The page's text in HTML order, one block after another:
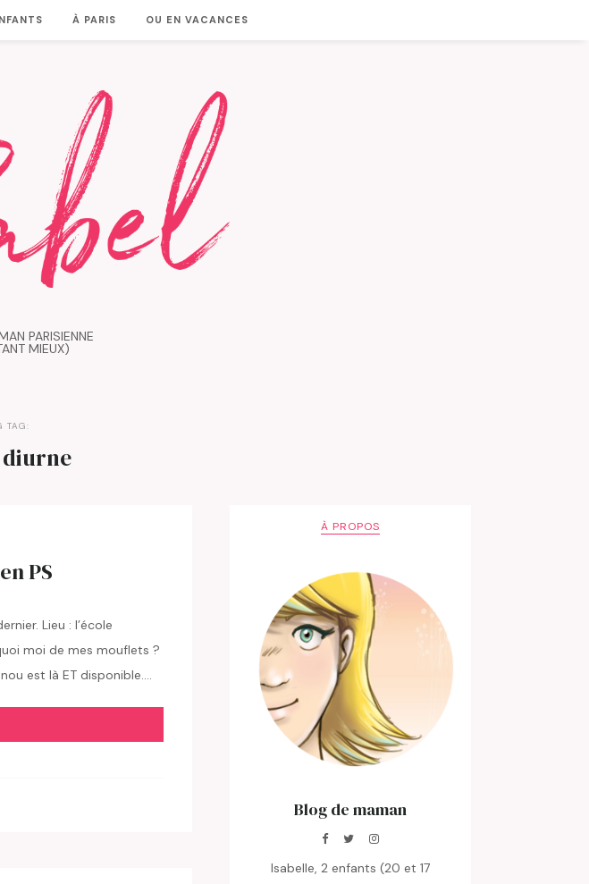
À PARIS OU EN VACANCES
PARISIENNE
MIEUX)
TAG:
PS
Lieu : l’école
moi de mes mouflets ?
est là ET disponible….
À PROPOS
Blog de maman
Isabelle, 2 enfants (20 et 17